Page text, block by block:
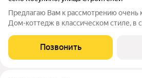
Предлагаю Вам к рассмотрению очень
Дом-коттедж в классическом стиле, в
новый загородный дом уже с первого
В обустроенном коттедже
Позвонить